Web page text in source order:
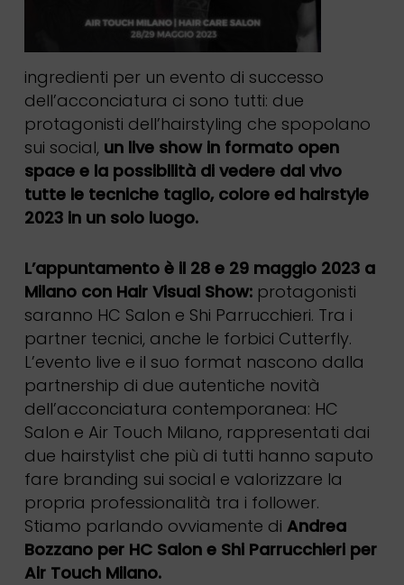
ingredienti per un evento di successo
dell’acconciatura ci sono tutti: due
protagonisti dell’hairstyling che spopolano
sui social, un live show in formato open
space e la possibilità di vedere dal vivo
tutte le tecniche taglio, colore ed hairstyle
2023 in un solo luogo.
L’appuntamento è il 28 e 29 maggio 2023 a
Milano con Hair Visual Show:protagonisti
saranno HC Salon e Shi Parrucchieri. Tra i
partner tecnici, anche le forbici Cutterfly.
L’evento live e il suo format nascono dalla
partnership di due autentiche novità
dell’acconciatura contemporanea: HC
Salon e Air Touch Milano, rappresentati dai
due hairstylist che più di tutti hanno saputo
fare branding sui social e valorizzare la
propria professionalità tra i follower.
Stiamo parlando ovviamente di Andrea
Bozzano per HC Salon e Shi Parrucchieri per
Air Touch Milano.